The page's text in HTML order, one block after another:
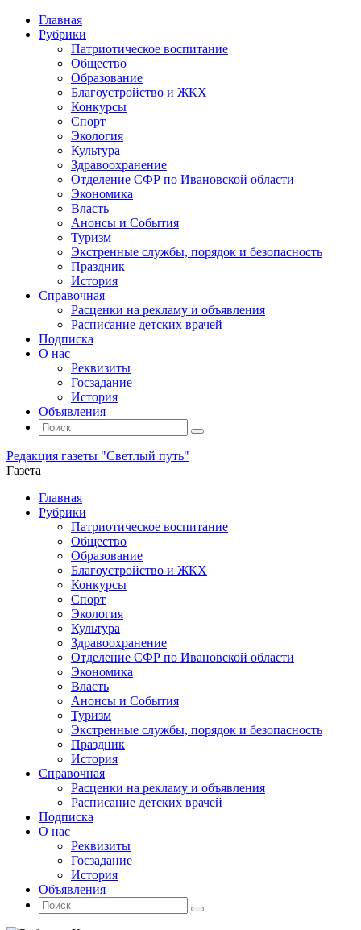
Главная
Рубрики
Патриотическое воспитание
Общество
Образование
Благоустройство и ЖКХ
Конкурсы
Спорт
Экология
Культура
Здравоохранение
Отделение СФР по Ивановской области
Экономика
Власть
Анонсы и События
Туризм
Экстренные службы, порядок и безопасность
Праздник
История
Справочная
Расценки на рекламу и объявления
Расписание детских врачей
Подписка
О нас
Реквизиты
Госзадание
История
Объявления
Поиск
Искать:
Поиск
Редакция газеты "Светлый путь"
Газета
Промотать
содержимому
Главная
Рубрики
Патриотическое воспитание
Общество
Образование
Благоустройство и ЖКХ
Конкурсы
Спорт
Экология
Культура
Здравоохранение
Отделение СФР по Ивановской области
Экономика
Власть
Анонсы и События
Туризм
Экстренные службы, порядок и безопасность
Праздник
История
Справочная
Расценки на рекламу и объявления
Расписание детских врачей
Подписка
О нас
Реквизиты
Госзадание
История
Объявления
Поиск
Искать:
Поиск